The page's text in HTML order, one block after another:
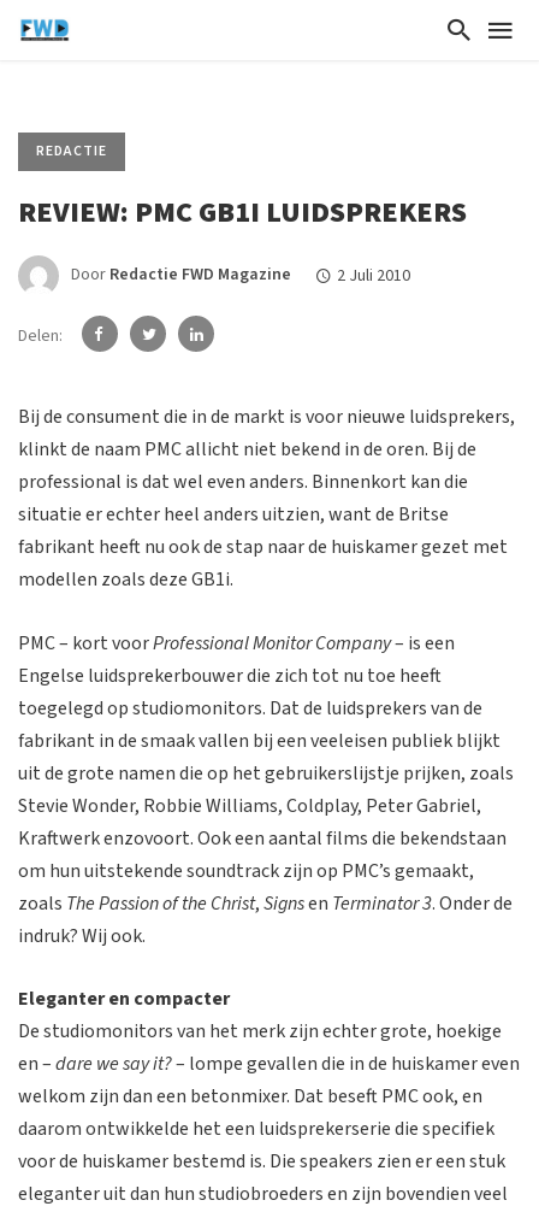
REDACTIE
REVIEW: PMC GB1I LUIDSPREKERS
Door Redactie FWD Magazine 2 Juli 2010
Delen:
Bij de consument die in de markt is voor nieuwe luidsprekers,
klinkt de naam PMC allicht niet bekend in de oren. Bij de
professional is dat wel even anders. Binnenkort kan die
situatie er echter heel anders uitzien, want de Britse
fabrikant heeft nu ook de stap naar de huiskamer gezet met
modellen zoals deze GB1i.
PMC – kort voorProfessional Monitor Company– is een
Engelse luidsprekerbouwer die zich tot nu toe heeft
toegelegd op studiomonitors. Dat de luidsprekers van de
fabrikant in de smaak vallen bij een veeleisen publiek blijkt
uit de grote namen die op het gebruikerslijstje prijken, zoals
Stevie Wonder, Robbie Williams, Coldplay, Peter Gabriel,
Kraftwerk enzovoort. Ook een aantal films die bekendstaan
om hun uitstekende soundtrack zijn op PMC’s gemaakt,
zoals The Passion of the Christ,Signsen Terminator 3. Onder de
indruk? Wij ook.
Eleganter en compacter
De studiomonitors van het merk zijn echter grote, hoekige
en –dare we say it?– lompe gevallen die in de huiskamer even
welkom zijn dan een betonmixer. Dat beseft PMC ook, en
daarom ontwikkelde het een luidsprekerserie die specifiek
voor de huiskamer bestemd is. Die speakers zien er een stuk
eleganter uit dan hun studiobroeders en zijn bovendien veel